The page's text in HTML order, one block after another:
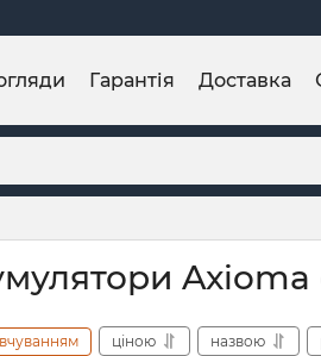
Гарантія Доставка
ціною назвою